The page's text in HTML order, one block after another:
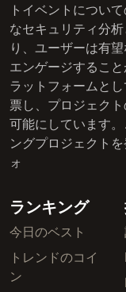
トイベントについ
なセキュリティ分
り、ユーザーは有
エンゲージするこ
ラットフォームと
票し、プロジェク
可能にしています
ングプロジェクト
ォ
ランキング
今日のベスト
トレンドのコイ
ン